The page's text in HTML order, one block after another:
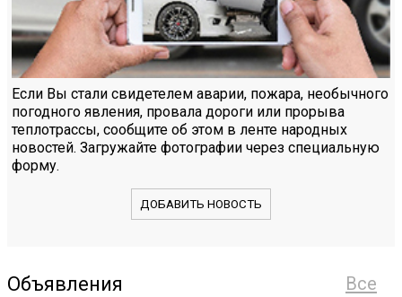
Если Вы стали свидетелем аварии, пожара, необычного
погодного явления, провала дороги или прорыва
теплотрассы, сообщите об этом в ленте народных
новостей. Загружайте фотографии через специальную
форму.
ДОБАВИТЬ НОВОСТЬ
Все
Объявления